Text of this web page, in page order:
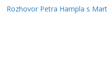
Rozhovor Petra Hampla s